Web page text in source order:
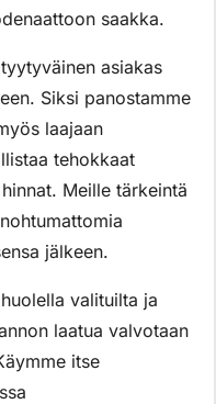
saakka.
asiakas
Siksi panostamme
laajaan
tehokkaat
Meille tärkeintä
jälkeen.
valituilta ja
laatua valvotaan
itse